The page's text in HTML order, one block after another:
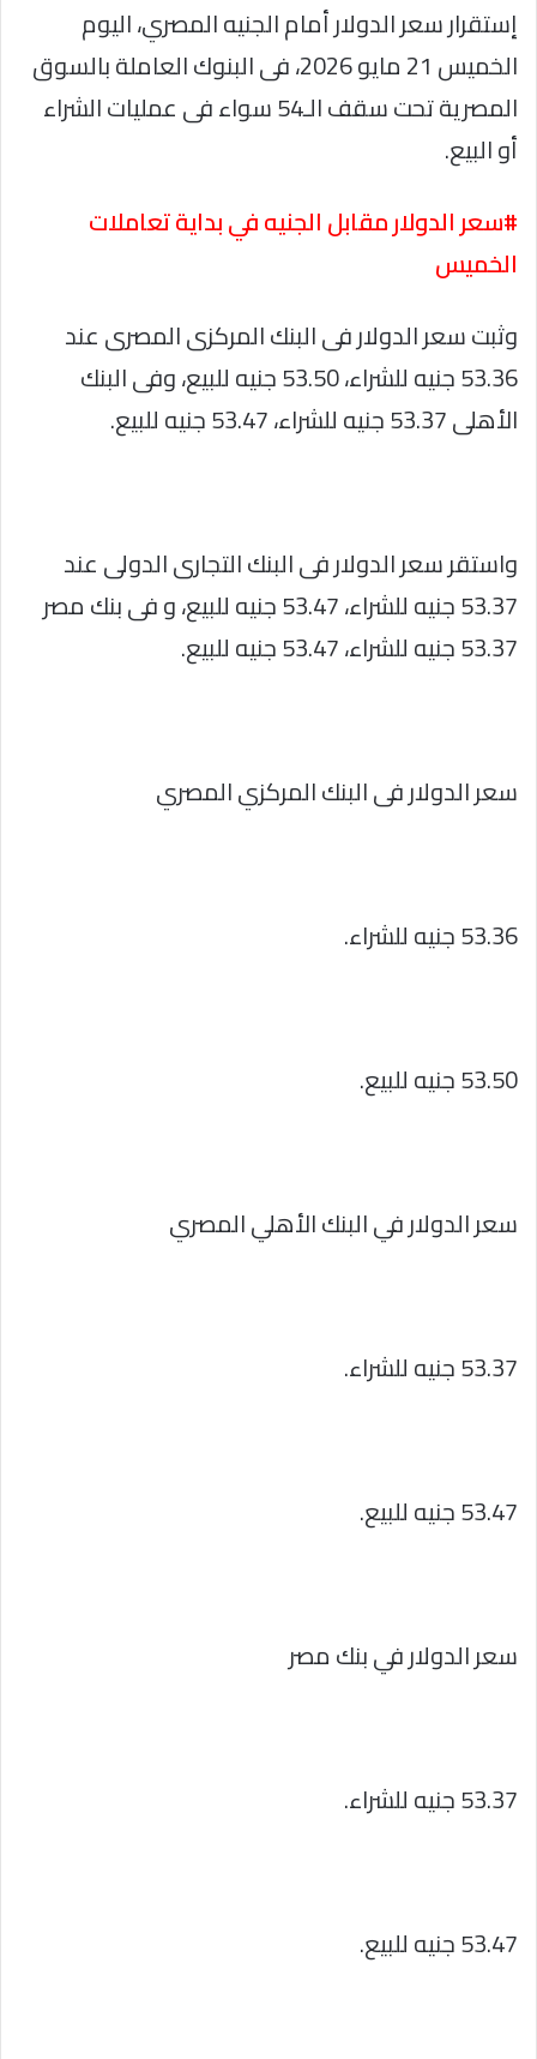
إستقرار سعر الدولار أمام الجنيه المصري، اليوم
الخميس 21 مايو 2026، فى البنوك العاملة بالسوق
المصرية تحت سقف الـ54 سواء فى عمليات الشراء
أو البيع.
#سعر الدولار مقابل الجنيه في بداية تعاملات
الخميس
وثبت سعر الدولار فى البنك المركزى المصرى عند
53.36 جنيه للشراء، 53.50 جنيه للبيع، وفى البنك
الأهلى 53.37 جنيه للشراء، 53.47 جنيه للبيع.
واستقر سعر الدولار فى البنك التجارى الدولى عند
53.37 جنيه للشراء، 53.47 جنيه للبيع، و فى بنك مصر
53.37 جنيه للشراء، 53.47 جنيه للبيع.
سعر الدولار فى البنك المركزي المصري
53.36 جنيه للشراء.
53.50 جنيه للبيع.
سعر الدولار في البنك الأهلي المصري
53.37 جنيه للشراء.
53.47 جنيه للبيع.
سعر الدولار في بنك مصر
53.37 جنيه للشراء.
53.47 جنيه للبيع.